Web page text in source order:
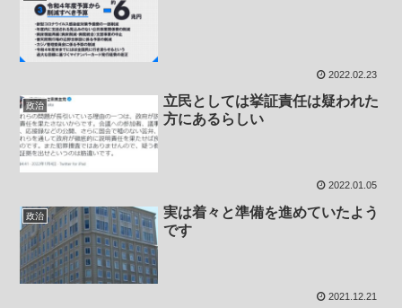
2022.02.23
政治
立民としては挙証責任は疑われた
方にあるらしい
2022.01.05
政治
実は着々と準備を進めていたよう
です
2021.12.21